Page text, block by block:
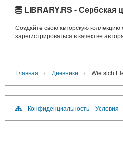
LIBRARY.RS - Сербская
Создайте свою авторскую
зарегистрироваться в качестве
Главная › Дневники › Wie sich
Конфиденциальность Условия